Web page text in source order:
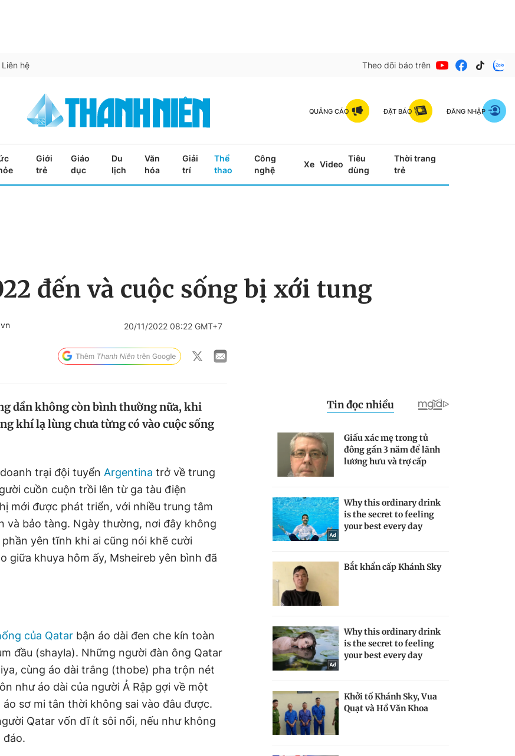
Liên hệ Theo dõi báo trên
QUẢNG CÁO ĐẶT BÁO ĐĂNG NHẬP
Giới
trẻ
Giáo
dục
Du
lịch
Văn
hóa
Giải
trí
Thể
thao
Công
nghệ
Xe Video
Tiêu
dùng
Thời trang
trẻ
đến và cuộc sống bị xới tung
20/11/2022 08:22 GMT+7
dần không còn bình thường nữa, khi
khí lạ lùng chưa từng có vào cuộc sống
trại đội tuyển Argentina trở về trung
cuồn cuộn trồi lên từ ga tàu điện
mới được phát triển, với nhiều trung tâm
và bảo tàng. Ngày thường, nơi đây không
yên tĩnh khi ai cũng nói khẽ cười
giữa khuya hôm ấy, Msheireb yên bình đã
của Qatar bận áo dài đen che kín toàn
đầu (shayla). Những người đàn ông Qatar
cùng áo dài trắng (thobe) pha trộn nét
như áo dài của người Ả Rập gợi về một
sơ mi tân thời không sai vào đâu được.
Qatar vốn dĩ ít sôi nổi, nếu như không
đáo.